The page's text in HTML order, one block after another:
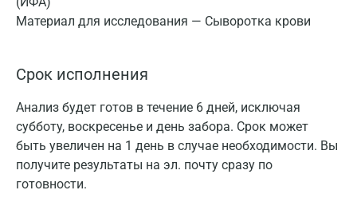
Материал для исследования — Сыворотка крови
Срок исполнения
Анализ будет готов в течение 6 дней, исключая
субботу, воскресенье и день забора. Срок может
быть увеличен на 1 день в случае необходимости. Вы
получите результаты на эл. почту сразу по
готовности.